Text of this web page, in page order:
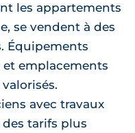
les appartements
se vendent à des
Équipements
et emplacements
avec travaux
tarifs plus